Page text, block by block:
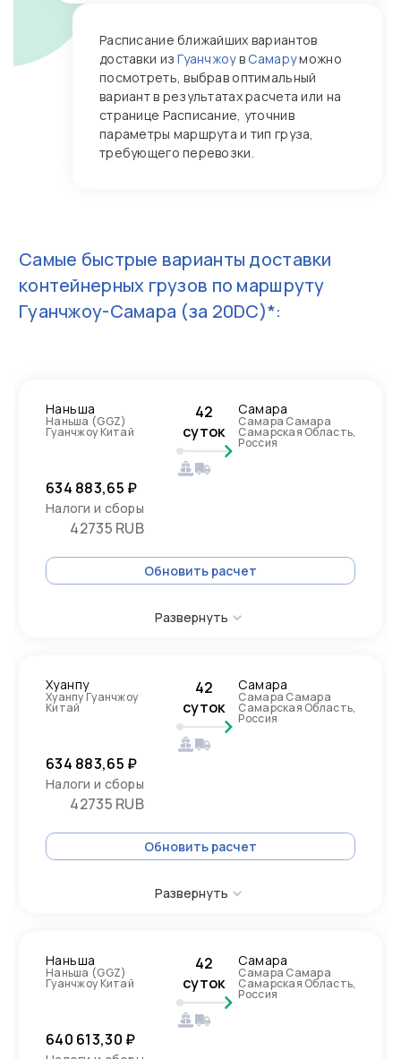
Расписание ближайших вариантов
доставки изГуанчжоув Самаруможно
посмотреть, выбрав оптимальный
вариант в результатах расчета или на
странице Расписание, уточнив
параметры маршрута и тип груза,
требующего перевозки.
Самые быстрые варианты доставки
контейнерных грузов по маршруту
Гуанчжоу-Самара (за 20DC)*:
Наньша
Наньша (GGZ)
Гуанчжоу Китай
42
суток
Самара
Самара Самара
Самарская Область,
Россия
634 883,65 ₽
Налоги и сборы
42735 RUB
Обновить расчет
Развернуть
Хуанпу
Хуанпу Гуанчжоу
Китай
42
суток
Самара
Самара Самара
Самарская Область,
Россия
634 883,65 ₽
Налоги и сборы
42735 RUB
Обновить расчет
Развернуть
Наньша
Наньша (GGZ)
Гуанчжоу Китай
42
суток
Самара
Самара Самара
Самарская Область,
Россия
640 613,30 ₽